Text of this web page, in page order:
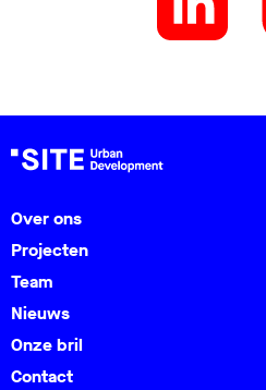
Over ons
Projecten
Team
Nieuws
Onze bril
Contact